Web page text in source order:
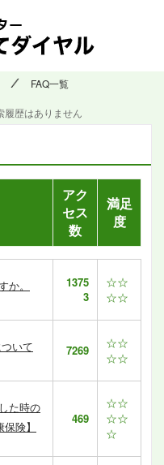
FAQ一覧
履歴はありません
アク
セス
数
満足
度
。
1375
3
☆☆
☆☆
いて 7269
☆☆
☆☆
た時の
険】
469
☆☆
☆☆
☆